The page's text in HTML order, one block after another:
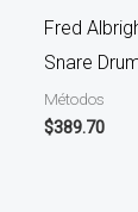
Fred
Snare
Métodos
$389.70